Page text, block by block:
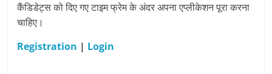
कैंडिडेट्स को दिए गए टाइम फ्रेम के अंदर अपना एप्लीकेशन पूरा करना
चाहिए।
Registration | Login